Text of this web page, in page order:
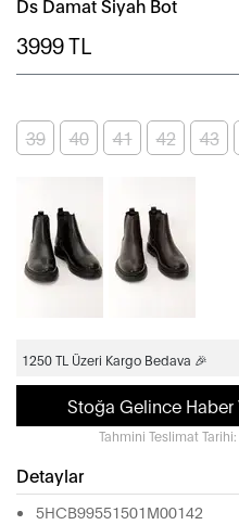
Ds Damat Siyah Bot
3999TL
39 40 41 42 43
1250 TL Üzeri Kargo Bedava 🎉
Stoğa Gelince Haber
Tahmini Teslimat Tarihi:
Detaylar
5HCB99551501M00142